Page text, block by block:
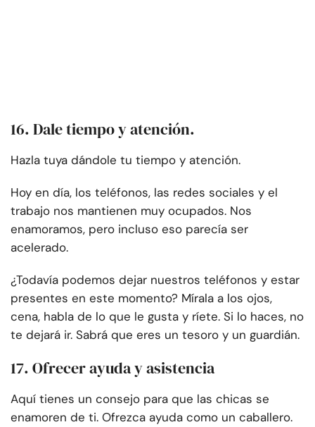
16. Dale tiempo y atención.
Hazla tuya dándole tu tiempo y atención.
Hoy en día, los teléfonos, las redes sociales y el
trabajo nos mantienen muy ocupados. Nos
enamoramos, pero incluso eso parecía ser
acelerado.
¿Todavía podemos dejar nuestros teléfonos y estar
presentes en este momento? Mírala a los ojos,
cena, habla de lo que le gusta y ríete. Si lo haces, no
te dejará ir. Sabrá que eres un tesoro y un guardián.
17. Ofrecer ayuda y asistencia
Aquí tienes un consejo para que las chicas se
enamoren de ti. Ofrezca ayuda como un caballero.